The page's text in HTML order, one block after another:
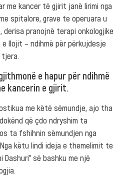
me kancer të gjirit janë lirimi nga
spitalore, grave te operuara u
pranojnë terapi onkologjike
llojit – ndihmë për përkujdesje
e hapur për ndihmë
kancerin e gjirit.
me këtë sëmundje, ajo tha
që çdo ndryshim ta
ta fshihnin sëmundjen nga
këtu lindi ideja e themelimit te
Dashuri” së bashku me një